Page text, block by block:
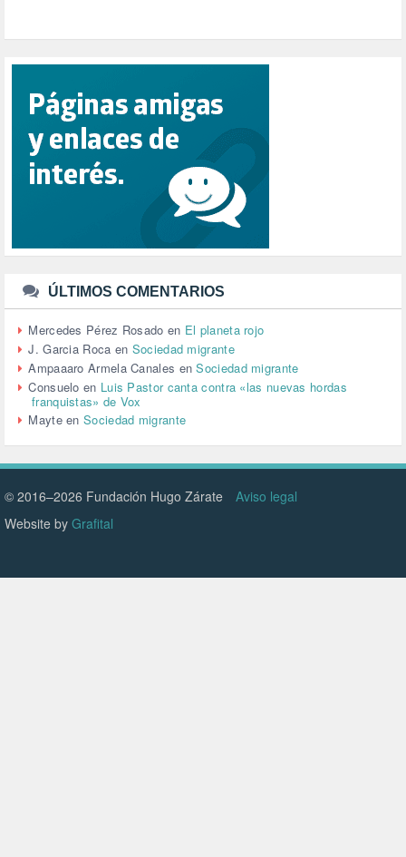
PUERTO DE VALENCIA (1)
RACISMO (1)
RELIGIÓN (114)
REPUBLICA (1)
SALUD (108)
SENSIBILIZACIÓN (576)
SINDICATOS (12)
TTIP (6)
URBANISMO (1)
URBANIZACIÓN (1)
VEJEZ (1)
VENEZUELA (3)
VENEZULA (1)
VIAJES (1)
VIOLENCIA (2)
VIOLENCIA DE GÉNERO (223)
VIVIENDA (9)
VOLODIMIR ZELENSKY (1)
ÚLTIMOS COMENTARIOS
Mercedes Pérez Rosado en El planeta rojo
J. Garcia Roca en Sociedad migrante
Ampaaaro Armela Canales enSociedad migrante
Consuelo en Luis Pastor canta contra «las nuevas hordas
franquistas» de Vox
MayteenSociedad migrante
© 2016–2026 Fundación Hugo Zárate
Aviso legal
Website by Grafital